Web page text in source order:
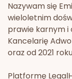
Nazywam się
wieloletnim
prawie karnym i
Kancelarię
oraz od 2021
Platformę